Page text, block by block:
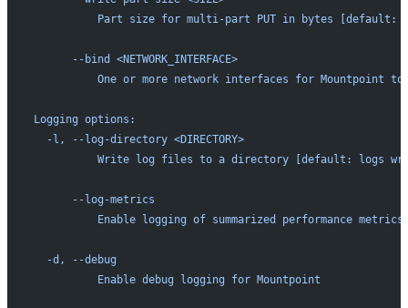
Part size for multi-part PUT in bytes [default:
      --bind <NETWORK_INTERFACE>
One or more network interfaces for Mountpoint
Logging options:
  -l, --log-directory <DIRECTORY>
Write log files to a directory [default: logs
      --log-metrics
          Enable logging of summarized performance metrics
  -d, --debug
          Enable debug logging for Mountpoint